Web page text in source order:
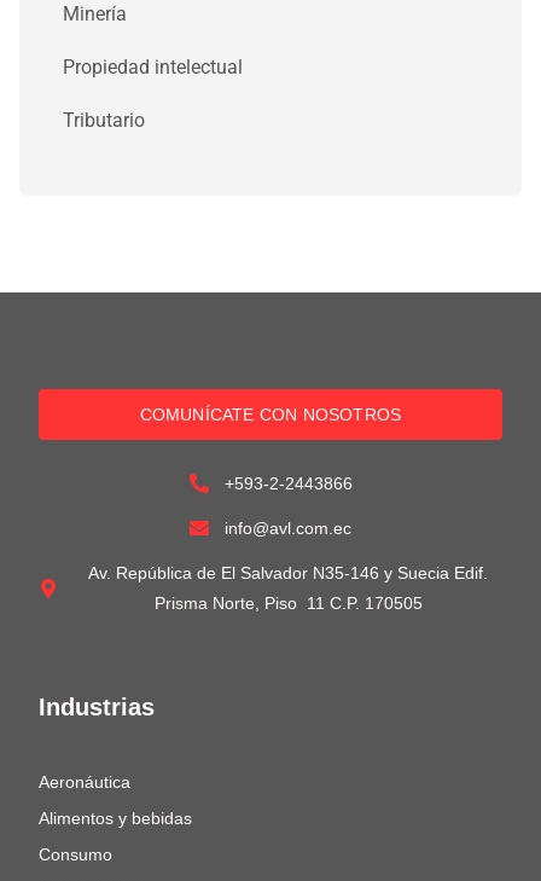
Minería
Propiedad intelectual
Tributario
Industrias
Aeronáutica
Alimentos y bebidas
Consumo
COMUNÍCATE CON NOSOTROS
+593-2-2443866
info@avl.com.ec
Av. República de El Salvador N35-146 y Suecia Edif.
Prisma Norte, Piso 11 C.P. 170505